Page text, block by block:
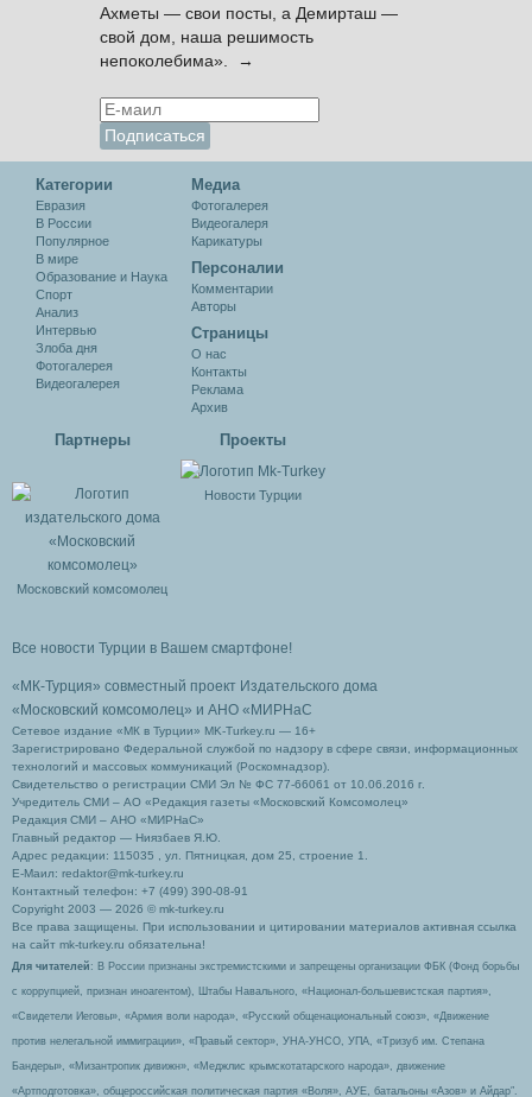
Ахметы — свои посты, а Демирташ —
свой дом, наша решимость
непоколебима». →
Категории
Евразия
В России
Популярное
В мире
Образование и Наука
Спорт
Анализ
Интервью
Злоба дня
Фотогалерея
Видеогалерея
Медиа
Фотогалерея
Видеогалеря
Карикатуры
Персоналии
Комментарии
Авторы
Cтраницы
О нас
Контакты
Реклама
Архив
Партнеры
Московский комсомолец
Проекты
Новости Турции
Все новости Турции в Вашем смартфоне!
«МК-Турция» совместный проект Издательского дома
«Московский комсомолец» и АНО «МИРНаС
Сетевое издание «МК в Турции» MK-Turkey.ru — 16+
Зарегистрировано Федеральной службой по надзору в сфере связи, информационных
технологий и массовых коммуникаций (Роскомнадзор).
Свидетельство о регистрации СМИ Эл № ФС 77-66061 от 10.06.2016 г.
Учредитель СМИ – АО «Редакция газеты «Московский Комсомолец»
Редакция СМИ – АНО «МИРНаС»
Главный редактор — Ниязбаев Я.Ю.
Адрес редакции: 115035 , ул. Пятницкая, дом 25, строение 1.
Е-Маил: redaktor@mk-turkey.ru
Контактный телефон: +7 (499) 390-08-91
Copyright 2003 — 2026 © mk-turkey.ru
Все права защищены. При использовании и цитировании материалов активная ссылка
на сайт mk-turkey.ru обязательна!
Для читателей : В России признаны экстремистскими и запрещены организации ФБК (Фонд борьбы
с коррупцией, признан иноагентом), Штабы Навального, «Национал-большевистская партия»,
«Свидетели Иеговы», «Армия воли народа», «Русский общенациональный союз», «Движение
против нелегальной иммиграции», «Правый сектор», УНА-УНСО, УПА, «Тризуб им. Степана
Бандеры», «Мизантропик дивижн», «Меджлис крымскотатарского народа», движение
«Артподготовка», общероссийская политическая партия «Воля», АУЕ, батальоны «Азов» и Айдар″.